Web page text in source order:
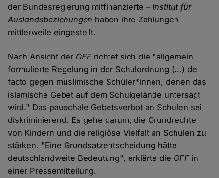
der Bundesregierung mitfinanzierte –Institut für
Auslandsbeziehungen haben ihre Zahlungen
mittlerweile eingestellt.
Nach Ansicht der GFF richtet sich die "allgemein
formulierte Regelung in der Schulordnung (...) de
facto gegen muslimische Schüler*innen, denen das
islamische Gebet auf dem Schulgelände untersagt
wird." Das pauschale Gebetsverbot an Schulen sei
diskriminierend. Es gehe darum, die Grundrechte
von Kindern und die religiöse Vielfalt an Schulen zu
stärken. "Eine Grundsatzentscheidung hätte
deutschlandweite Bedeutung", erklärte die GFF in
einer Pressemitteilung.